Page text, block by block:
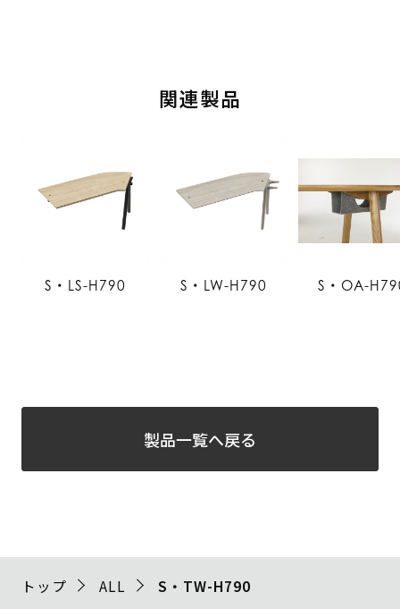
関連製品
S・LS-H790 S・LW-H790 S・OA-
製品一覧へ戻る
トップ ALL S・TW-H790